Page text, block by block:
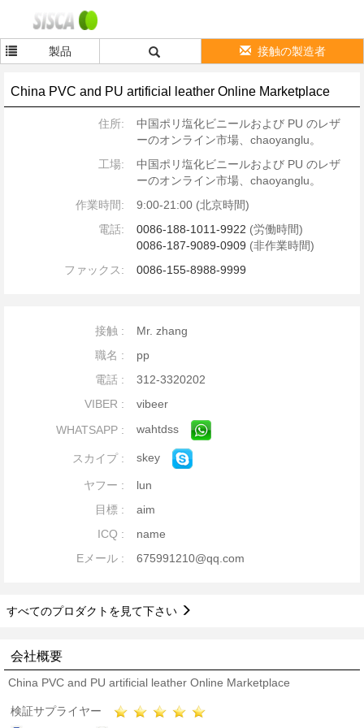
製品 接触の製造者
China PVC and PU artificial leather Online Marketplace
住所:
中国ポリ塩化ビニールおよび PU のレザ
ーのオンライン市場、chaoyanglu。
工場:
中国ポリ塩化ビニールおよび PU のレザ
ーのオンライン市場、chaoyanglu。
作業時間:
9:00-21:00 (北京時間)
電話:
0086-188-1011-9922 (労働時間)
0086-187-9089-0909 (非作業時間)
ファックス:
0086-155-8988-9999
接触 :
Mr. zhang
職名 :
pp
電話 :
312-3320202
VIBER :
vibeer
WHATSAPP :
wahtdss
スカイプ : skey
ヤフー :
lun
目標 :
aim
ICQ :
name
Eメール :
675991210@qq.com
すべてのプロダクトを見て下さい
会社概要
China PVC and PU artificial leather Online Marketplace
検証サプライヤー